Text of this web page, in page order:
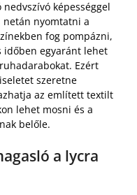
képességgel
nyomtatni a
fog pompázni,
időben egyaránt lehet
Ezért
szeretne
az említett textilt
lehet mosni és a
belőle.
a lycra